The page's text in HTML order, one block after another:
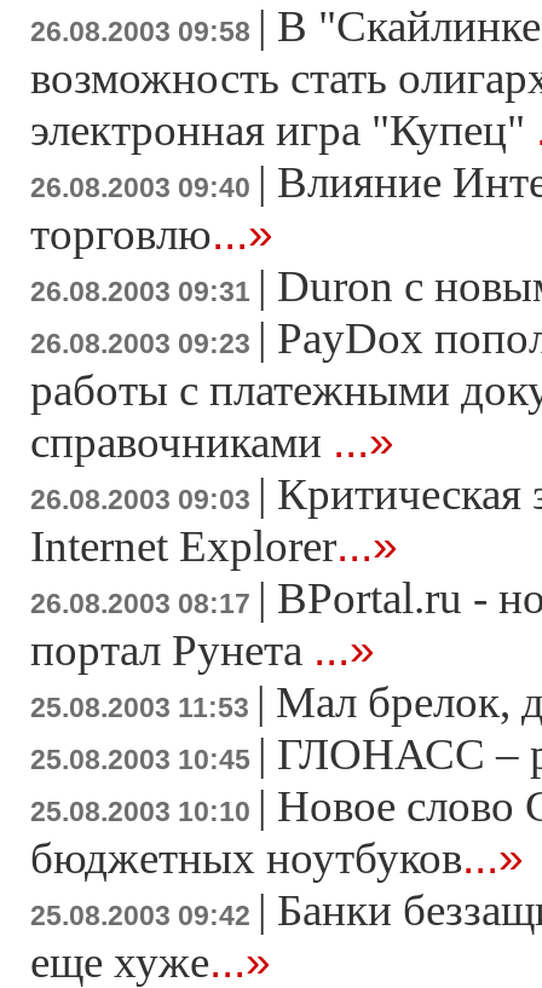
26.08.2003 09:58 | В
возможность стать
электронная игра "Купец"
26.08.2003 09:40 | Влияние
торговлю...»
26.08.2003 09:31 | Duron с
26.08.2003 09:23 | PayDox
работы с платежными
справочниками ...»
26.08.2003 09:03 | Критическая
Internet Explorer...»
26.08.2003 08:17 | BPortal.ru -
портал Рунета ...»
25.08.2003 11:53 | Мал брелок,
25.08.2003 10:45 | ГЛОНАСС –
25.08.2003 10:10 | Новое слово
бюджетных ноутбуков...»
25.08.2003 09:42 | Банки
еще хуже...»